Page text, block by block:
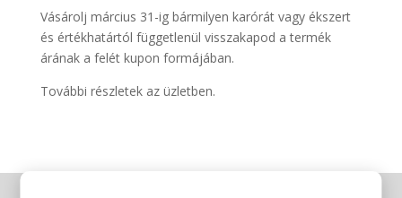
Vásárolj március 31-ig bármilyen karórát vagy ékszert
és értékhatártól függetlenül visszakapod a termék
árának a felét kupon formájában.
További részletek az üzletben.